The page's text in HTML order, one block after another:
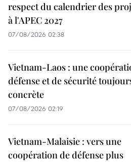
respect du calendrier des
à l'APEC 2027
07/08/2026 02:38
Vietnam-Laos : une
défense et de sécurité
concrète
07/08/2026 02:19
Vietnam-Malaisie : vers une
coopération de défense plus